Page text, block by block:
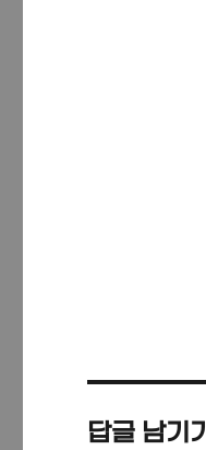
답글 남기기